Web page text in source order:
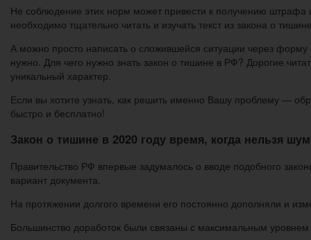
Не соблюдение этих норм может привести к получению
необходимо тщательно читать и изучать текст из закона о
А можно просто написать о сложившейся ситуации через
нужно. Для чего нужно знать закон о тишине в РФ? Дорогие
уникальный характер.
Если вы хотите узнать, как решить именно Вашу проблему —
быстро и бесплатно!
Закон о тишине в 2020 году время, когда нельзя
Правительство РФ впервые задумалось о вводе подобного
вариант документа.
На протяжении долгого времени его постоянно дополняли и
Большинство доработок были связаны с максимальным